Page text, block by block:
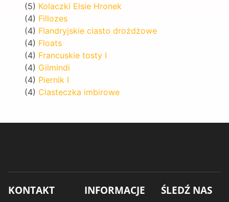
(5) Kolaczki Elsie Hronek
(4) Fillozes
(4) Flandryjskie ciasto drożdżowe
(4) Floats
(4) Francuskie tosty I
(4) Gilmindi
(4) Piernik I
(4) Ciasteczka imbirowe
KONTAKT
INFORMACJE
ŚLEDŹ NAS